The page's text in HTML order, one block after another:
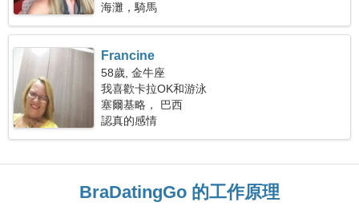
海灘，騎馬
Francine
58歲, 金牛座
我喜歡卡拉OK和游泳
塞爾基略， 巴西
認真的感情
BraDatingGo 的工作原理